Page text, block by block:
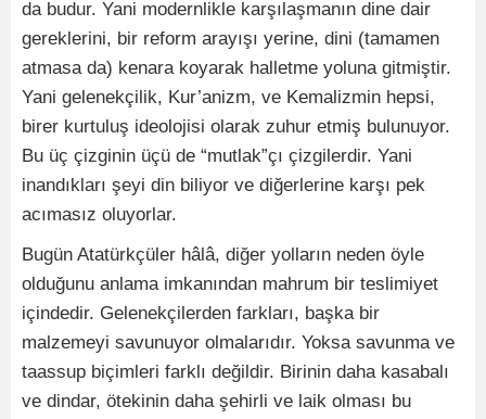
da budur. Yani modernlikle karşılaşmanın dine dair
gereklerini, bir reform arayışı yerine, dini (tamamen
atmasa da) kenara koyarak halletme yoluna gitmiştir.
Yani gelenekçilik, Kur’anizm, ve Kemalizmin hepsi,
birer kurtuluş ideolojisi olarak zuhur etmiş bulunuyor.
Bu üç çizginin üçü de “mutlak”çı çizgilerdir. Yani
inandıkları şeyi din biliyor ve diğerlerine karşı pek
acımasız oluyorlar.
Bugün Atatürkçüler hâlâ, diğer yolların neden öyle
olduğunu anlama imkanından mahrum bir teslimiyet
içindedir. Gelenekçilerden farkları, başka bir
malzemeyi savunuyor olmalarıdır. Yoksa savunma ve
taassup biçimleri farklı değildir. Birinin daha kasabalı
ve dindar, ötekinin daha şehirli ve laik olması bu